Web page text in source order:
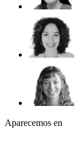
Aparecemos en